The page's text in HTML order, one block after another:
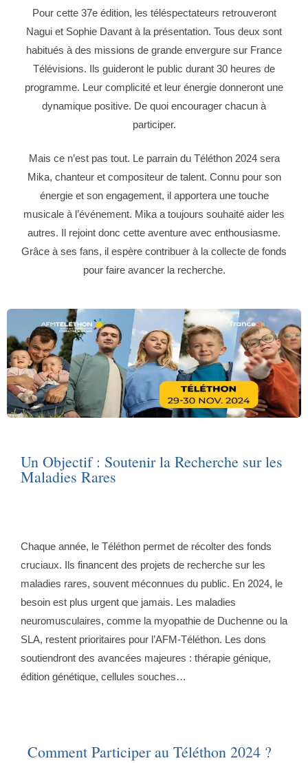
Pour cette 37e édition, les téléspectateurs retrouveront
Nagui et Sophie Davant à la présentation. Tous deux sont
habitués à des missions de grande envergure sur France
Télévisions. Ils guideront le public durant 30 heures de
programme. Leur complicité et leur énergie donneront une
dynamique positive. De quoi encourager chacun à
participer.
Mais ce n’est pas tout. Le parrain du Téléthon 2024 sera
Mika, chanteur et compositeur de talent. Connu pour son
énergie et son engagement, il apportera une touche
musicale à l’événement. Mika a toujours souhaité aider les
autres. Il rejoint donc cette aventure avec enthousiasme.
Grâce à ses fans, il espère contribuer à la collecte de fonds
pour faire avancer la recherche.
Un Objectif : Soutenir la Recherche sur les
Maladies Rares
Chaque année, le Téléthon permet de récolter des fonds
cruciaux. Ils financent des projets de recherche sur les
maladies rares, souvent méconnues du public. En 2024, le
besoin est plus urgent que jamais. Les maladies
neuromusculaires, comme la myopathie de Duchenne ou la
SLA, restent prioritaires pour l’AFM-Téléthon. Les dons
soutiendront des avancées majeures : thérapie génique,
édition génétique, cellules souches…
Comment Participer au Téléthon 2024 ?